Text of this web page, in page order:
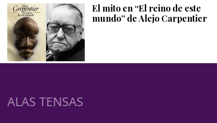
El mito en “El reino de este
mundo” de Alejo Carpentier
ALAS TENSAS